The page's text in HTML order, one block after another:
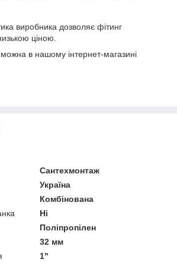
виробника дозволяє фітинг
ціною.
можна в нашому інтернет-магазині
Сантехмонтаж
Україна
Комбінована
Ні
Поліпропілен
32 мм
1"